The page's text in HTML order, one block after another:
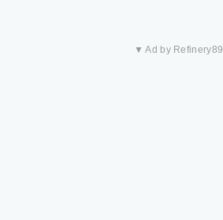
▼ Ad by Refinery89